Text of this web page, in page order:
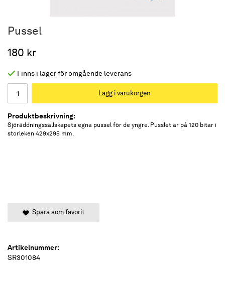
Pussel
180 kr
Finns i lager för omgående leverans
Lägg i varukorgen
Produktbeskrivning:
Sjöräddningssällskapets egna pussel för de yngre. Pusslet är på 120 bitar i
storleken 429x295 mm.
Spara som favorit
Artikelnummer:
SR301084